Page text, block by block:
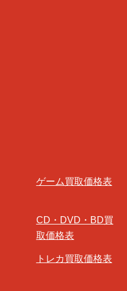
ゲーム買取価格表
CD・DVD・BD買
取価格表
トレカ買取価格表